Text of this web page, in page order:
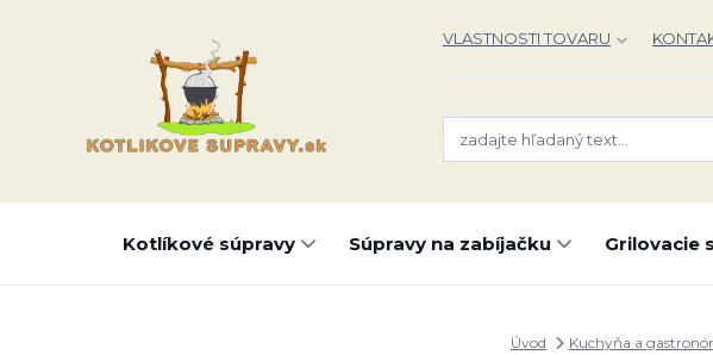
VLASTNOSTI TOVARU
Kotlíkové súpravy Súpravy na zabíjačku Grilovacie
Úvod Kuchyňa a